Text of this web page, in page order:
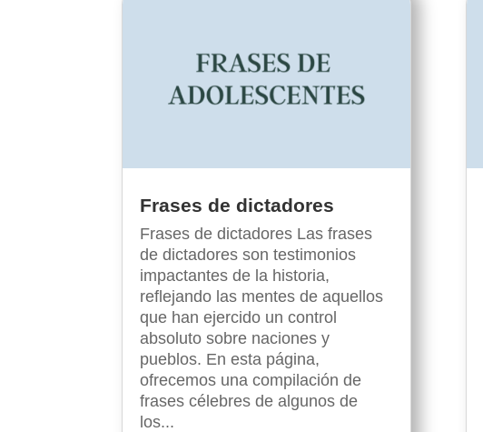
Frases de dictadores
Frases de dictadores Las frases
de dictadores son testimonios
impactantes de la historia,
reflejando las mentes de aquellos
que han ejercido un control
absoluto sobre naciones y
pueblos. En esta página,
ofrecemos una compilación de
frases célebres de algunos de
los...